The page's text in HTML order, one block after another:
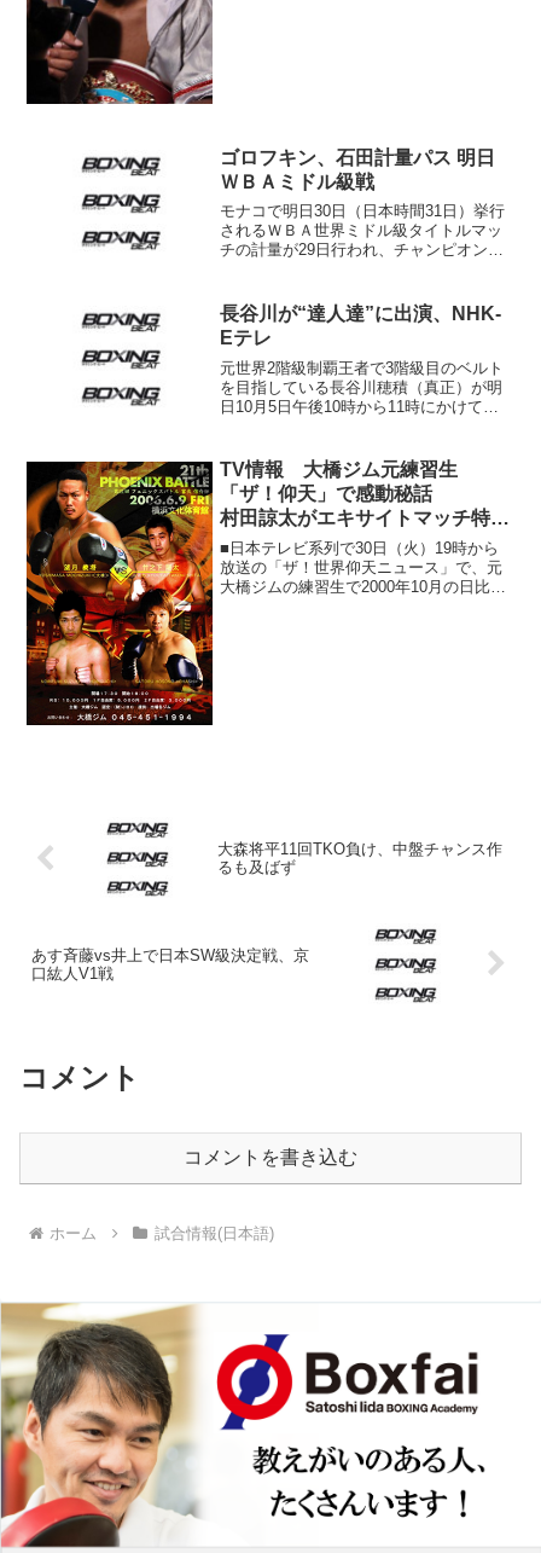
ゴロフキン、石田計量パス 明日
ＷＢＡミドル級戦
モナコで明日30日（日本時間31日）挙行
されるＷＢＡ世界ミドル級タイトルマッ
チの計量が29日行われ、チャンピオンの
ツダ）とも無事にパスした。ゴロフキン
は159ポン...
長谷川が“達人達”に出演、NHK-
Eテレ
元世界2階級制覇王者で3階級目のベルト
を目指している長谷川穂積（真正）が明
日10月5日午後10時から11時にかけて
る。 番組は異なる分野で活躍する2人
の達人が出...
TV情報 大橋ジム元練習生
「ザ！仰天」で感動秘話
村田諒太がエキサイトマッチ特番
出演
■日本テレビ系列で30日（火）19時から
放送の「ザ！世界仰天ニュース」で、元
大橋ジムの練習生で2000年10月の日比谷
大森将平11回TKO負け、中盤チャンス作
るも及ばず
あす斉藤vs井上で日本SW級決定戦、京
口紘人V1戦
コメント
コメントを書き込む
ホーム 試合情報(日本語)